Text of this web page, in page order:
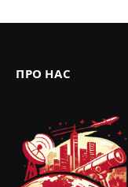
ПРО НАС